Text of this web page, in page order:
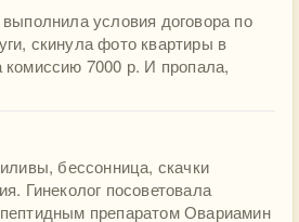
условия договора по
скинула фото квартиры в
комиссию 7000 р. И пропала,
бессонница, скачки
Гинеколог посоветовала
препаратом Овариамин